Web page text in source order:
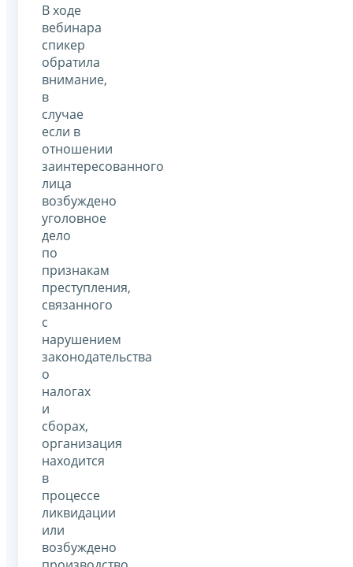
В ходе
вебинара
спикер
обратила
внимание,
в
случае
если в
отношении
заинтересованного
лица
возбуждено
уголовное
дело
по
признакам
преступления,
связанного
с
нарушением
законодательства
о
налогах
и
сборах,
организация
находится
в
процессе
ликвидации
или
возбуждено